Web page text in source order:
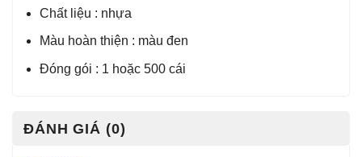
Chất liệu : nhựa
Màu hoàn thiện : màu đen
Đóng gói : 1 hoặc 500 cái
ĐÁNH GIÁ (0)